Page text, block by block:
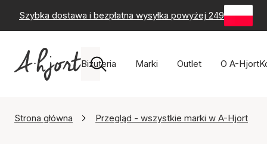
Szybka dostawa i bezpłatna wysyłka powyżej 249 zł -
Biżuteria Marki Outlet O A-Hjort
Strona główna Przegląd - wszystkie marki w A-Hjort